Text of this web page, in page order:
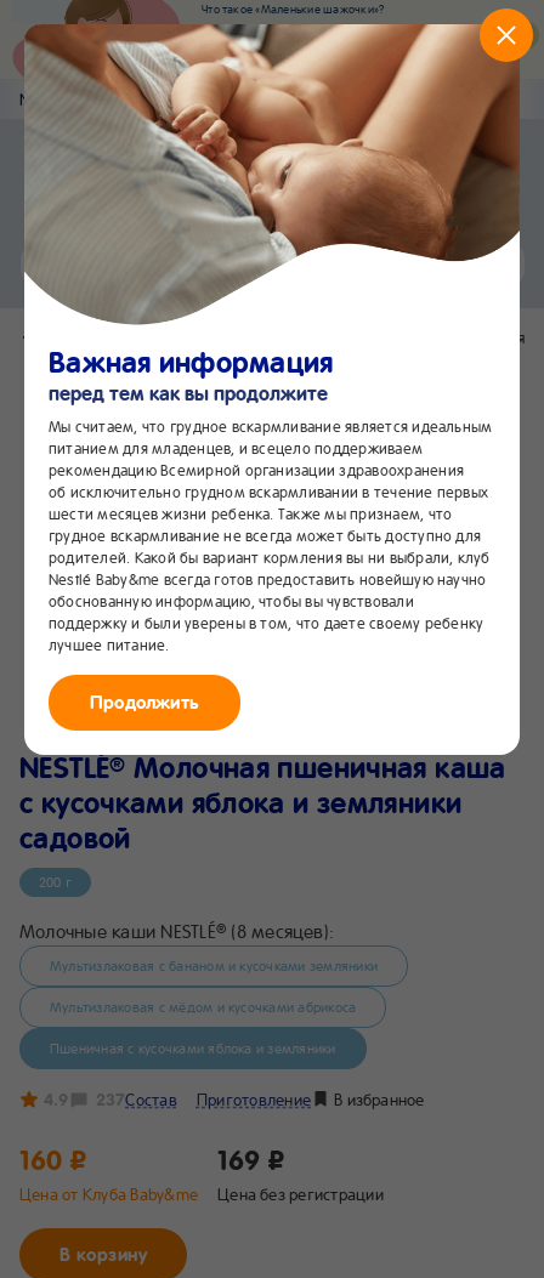
Что такое «Маленькие шажочки»?
Наш новый суперсервис для отслеживания
развития вашего малыша
Попробовать сейчас
Nestlé Baby &me NESTLÉ®
Приложение Nestlé Baby&me
Еще быстрее и удобнее
Установить
Чат24/7
160 ₽
Цена от Клуба Baby&me
169 ₽
Цена без регистрации
В корзину
NESTLÉ®Молочная пшеничная каша
с кусочками яблока и земляники
садовой
4.9 237Состав Приготовление
Поделиться
В избранное
200 г
Молочные каши NESTLÉ® (8 месяцев):
Мультизлаковая с бананом и кусочками земляники
Мультизлаковая с мёдом и кусочками абрикоса
Пшеничная с кусочками яблока и земляники
Важная информация
перед тем как вы продолжите
Мы считаем, что грудное вскармливание является идеальным
питанием для младенцев, и всецело поддерживаем
рекомендацию Всемирной организации здравоохранения
об исключительно грудном вскармливании в течение первых
шести месяцев жизни ребенка. Также мы признаем, что
грудное вскармливание не всегда может быть доступно для
родителей. Какой бы вариант кормления вы ни выбрали, клуб
Nestlé Baby&me всегда готов предоставить новейшую научно
обоснованную информацию, чтобы вы чувствовали
поддержку и были уверены в том, что даете своему ребенку
лучшее питание.
Продолжить